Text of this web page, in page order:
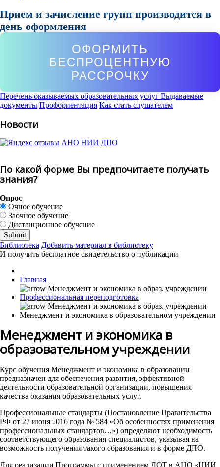
Прием и зачисление групп производится в
день оформления
ОФОРМИТЬ
БЕСПРОЦЕНТНУЮ
РАССРОЧКУ
Перечень оказываемых образовательных услуг Выдаваемые
документы Профориентация Как стать слушателем
Новости
По какой форме Вы предпочитаете получать
знания?
Опрос
Очное обучение
Заочное обучение
Дистанционное обучение
Библиотека Добавить материал в библиотеку
И получить бесплатное свидетельство о публикации
Главная
Профессиональная переподготовка
Менеджмент и экономика в образовательном учреждении
Менеджмент и экономика в
образовательном учреждении
Курс обучения Менеджмент и экономика в образовании
предназначен для обеспечения развития, эффективной
деятельности образовательной организации, повышения
качества оказания образовательных услуг.
Профессиональные стандарты (Постановление Правительства
РФ от 27 июня 2016 года № 584 «Об особенностях применения
профессиональных стандартов…») определяют необходимость
соответствующего образования специалистов, указывая на
возможность получения такого образования и в форме ДПО.
Для реализации Программы с применением ДОТ в АНО «НИИ